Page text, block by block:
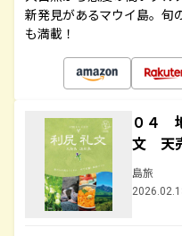
新発見があるマウイ島。旬
も満載！
０４
文 天
島旅